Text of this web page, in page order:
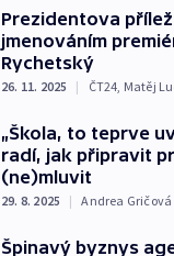
Prezidentova
jmenováním
Rychetský
26. 11. 2025 | ČT24, Matěj
„Škola, to teprve
radí, jak připravit
(ne)mluvit
29. 8. 2025 | Andrea Gričová
Špinavý byznys